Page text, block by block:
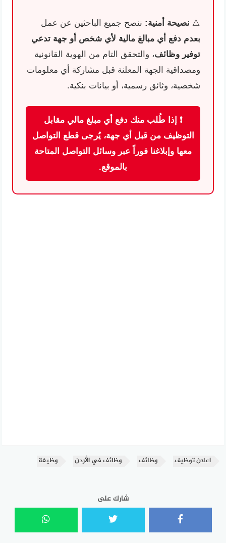
⚠️ نصيحة أمنية: ننصح جميع الباحثين عن عمل
بعدم دفع أي مبالغ مالية لأي شخص أو جهة تدعي
توفير وظائف، والتحقق التام من الهوية القانونية
ومصداقية الجهة المعلنة قبل مشاركة أي معلومات
شخصية، وثائق رسمية، أو بيانات بنكية.
❗ إذا طُلب منك دفع أي مبلغ مالي مقابل
التوظيف من قبل أي جهة، يُرجى قطع التواصل
معها وإبلاغنا فوراً عبر وسائل التواصل المتاحة
بالموقع.
اعلان توظيف وظائف وظائف في الأردن وظيفة
شارك على